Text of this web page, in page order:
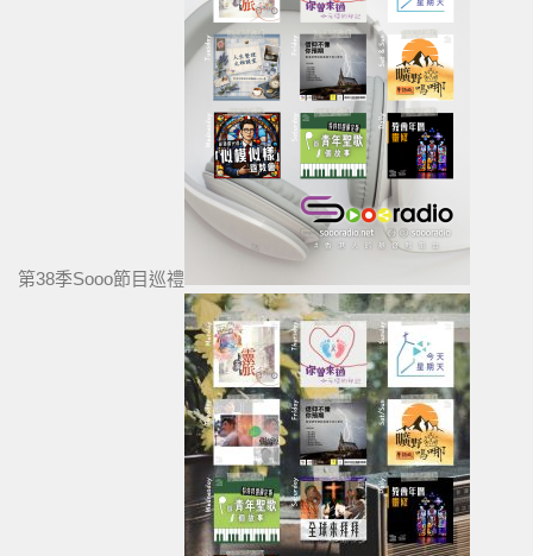
第38季Sooo節目巡禮